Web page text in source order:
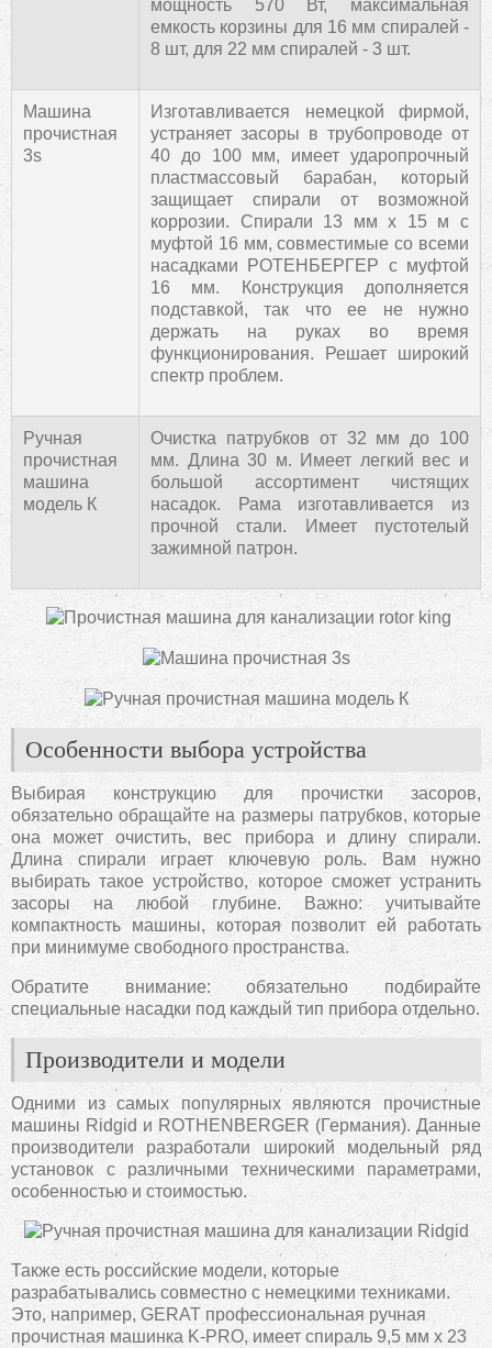
мощность 570 Вт, максимальная
емкость корзины для 16 мм спиралей -
8 шт, для 22 мм спиралей - 3 шт.
Машина
прочистная
3s
Изготавливается немецкой фирмой,
устраняет засоры в трубопроводе от
40 до 100 мм, имеет ударопрочный
пластмассовый барабан, который
защищает спирали от возможной
коррозии. Спирали 13 мм х 15 м с
муфтой 16 мм, совместимые со всеми
насадками РОТЕНБЕРГЕР с муфтой
16 мм. Конструкция дополняется
подставкой, так что ее не нужно
держать на руках во время
функционирования. Решает широкий
спектр проблем.
Ручная
прочистная
машина
модель К
Очистка патрубков от 32 мм до 100
мм. Длина 30 м. Имеет легкий вес и
большой ассортимент чистящих
насадок. Рама изготавливается из
прочной стали. Имеет пустотелый
зажимной патрон.
Особенности выбора устройства
Выбирая конструкцию для прочистки засоров,
обязательно обращайте на размеры патрубков, которые
она может очистить, вес прибора и длину спирали.
Длина спирали играет ключевую роль. Вам нужно
выбирать такое устройство, которое сможет устранить
засоры на любой глубине. Важно: учитывайте
компактность машины, которая позволит ей работать
при минимуме свободного пространства.
Обратите внимание: обязательно подбирайте
специальные насадки под каждый тип прибора отдельно.
Производители и модели
Одними из самых популярных являются прочистные
машины Ridgid и ROTHENBERGER (Германия). Данные
производители разработали широкий модельный ряд
установок с различными техническими параметрами,
особенностью и стоимостью.
Также есть российские модели, которые
разрабатывались совместно с немецкими техниками.
Это, например, GERAT профессиональная ручная
прочистная машинка K-PRO, имеет спираль 9,5 мм х 23